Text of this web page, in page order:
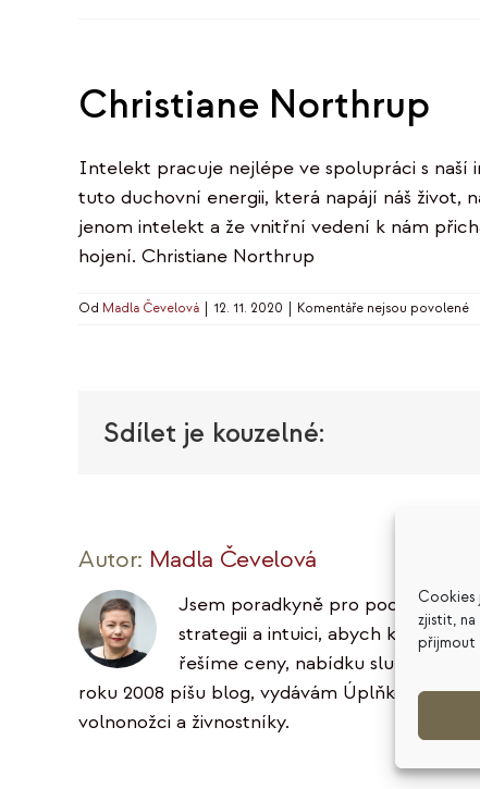
Cookies
zjistit,
přijmout
Christiane Northrup
Intelekt pracuje nejlépe ve spolupráci s naší
tuto duchovní energii, která napájí náš život,
jenom intelekt a že vnitřní vedení k nám
hojení. Christiane Northrup
Od Madla Čevelová 12. 11. 2020 Komentáře nejsou povolenéu
Sdílet je kouzelné:
Autor: Madla Čevelová
Jsem poradkyně pro podnikatele
strategii a intuici, abych klientům
řešíme ceny, nabídku služeb,
roku 2008 píšu blog, vydávám Úplňkový
volnonožci a živnostníky.